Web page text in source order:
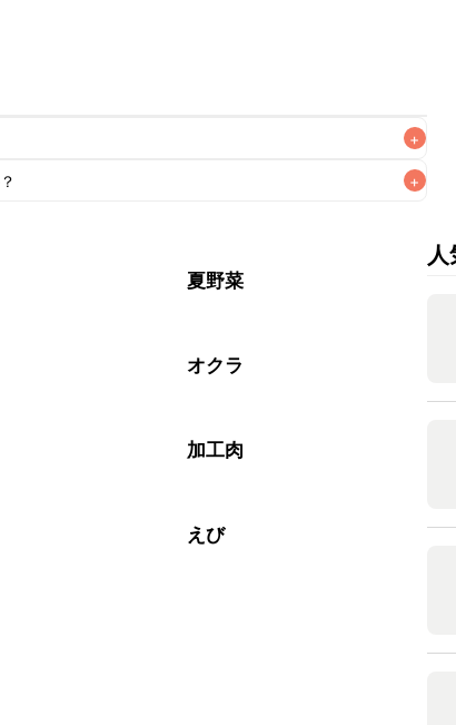
+
だくことをおすすめします。 +
いただけます。小さじ1を目安に加え、お好みの風味
夏野菜
オクラ
加工肉
えび